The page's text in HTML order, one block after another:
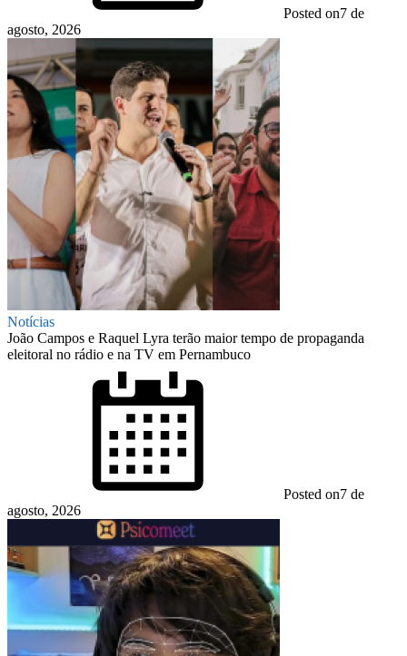
Posted on7 de
agosto, 2026
Notícias
João Campos e Raquel Lyra terão maior tempo de propaganda
eleitoral no rádio e na TV em Pernambuco
Posted on7 de
agosto, 2026